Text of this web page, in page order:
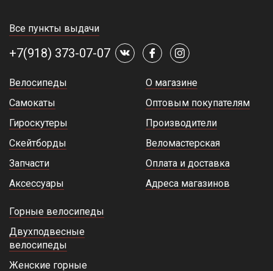
Все пункты выдачи
+7(918) 373-07-07
Велосипеды
Самокаты
Гироскутеры
Скейтборды
Запчасти
Аксессуары
О магазине
Оптовым покупателям
Производители
Веломастерская
Оплата и доставка
Адреса магазинов
Горные велосипеды
Двухподвесные
велосипеды
Женские горные